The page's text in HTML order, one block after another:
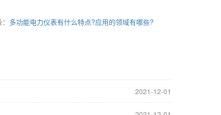
多功能电力仪表有什么特点?应用的领域有哪些?
2021-12-01